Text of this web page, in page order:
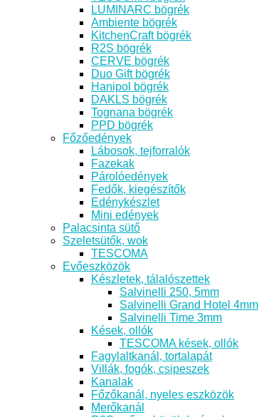
LUMINARC bögrék
Ambiente bögrék
KitchenCraft bögrék
R2S bögrék
CERVE bögrék
Duo Gift bögrék
Hanipol bögrék
DAKLS bögrék
Tognana bögrék
PPD bögrék
Főzőedények
Lábosok, tejforralók
Fazekak
Párolóedények
Fedők, kiegészítők
Edénykészlet
Mini edények
Palacsinta sütő
Szeletsütők, wok
TESCOMA
Evőeszközök
Készletek, tálalószettek
Salvinelli 250, 5mm
Salvinelli Grand Hotel 4mm
Salvinelli Time 3mm
Kések, ollók
TESCOMA kések, ollók
Fagylaltkanál, tortalapát
Villák, fogók, csipeszek
Kanalak
Főzőkanál, nyeles eszközök
Merőkanál